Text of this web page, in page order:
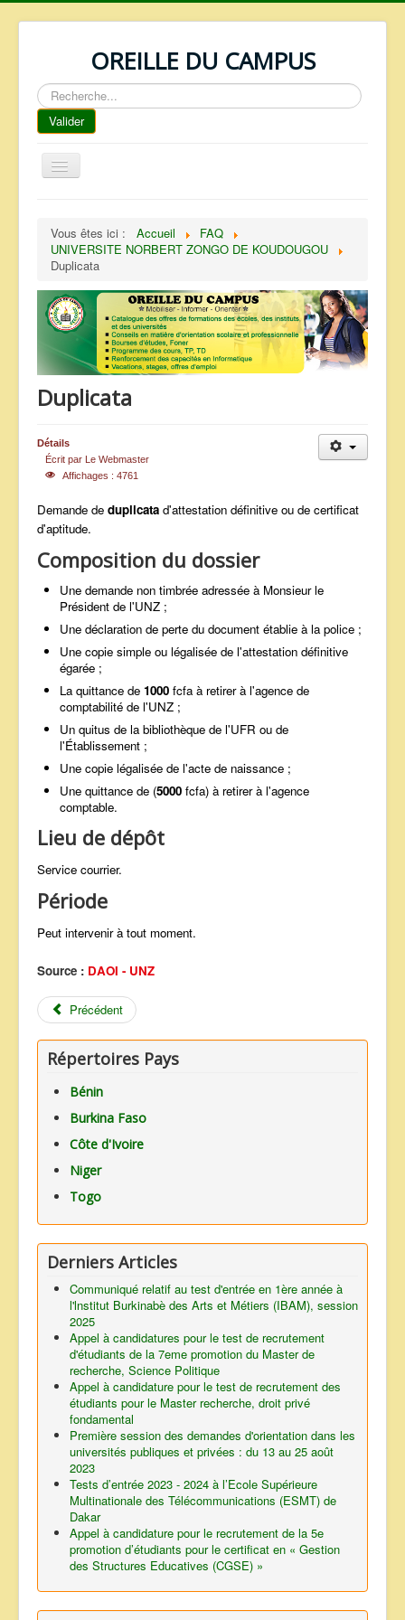
OREILLE DU CAMPUS
Rechercher
Valider
Basculer
la
REPERTOIRE
QUI SOMMES NOUS ?
NOS SERVICES
FAQ
CONTACTS
TELECHARGEMENTS
Vous êtes ici : Accueil
FAQ
UNIVERSITE NORBERT ZONGO DE KOUDOUGOU
Duplicata
Duplicata
Détails
Écrit par Le Webmaster
Affichages : 4761
Demande de duplicata d'attestation définitive ou de certificat
d'aptitude.
Composition du dossier
Une demande non timbrée adressée à Monsieur le
Président de l'UNZ ;
Une déclaration de perte du document établie à la police ;
Une copie simple ou légalisée de l'attestation définitive
égarée ;
La quittance de 1000 fcfa à retirer à l'agence de
comptabilité de l'UNZ ;
Un quitus de la bibliothèque de l'UFR ou de
l'Établissement ;
Une copie légalisée de l'acte de naissance ;
Une quittance de (5000 fcfa) à retirer à l'agence
comptable.
Lieu de dépôt
Service courrier.
Période
Peut intervenir à tout moment.
Source : DAOI - UNZ
Précédent
Répertoires Pays
Bénin
Burkina Faso
Côte d'Ivoire
Niger
Togo
Derniers Articles
Communiqué relatif au test d'entrée en 1ère année à
l'lnstitut Burkinabè des Arts et Métiers (IBAM), session
2025
Appel à candidatures pour le test de recrutement
d'étudiants de la 7eme promotion du Master de
recherche, Science Politique
Appel à candidature pour le test de recrutement des
étudiants pour le Master recherche, droit privé
fondamental
Première session des demandes d'orientation dans les
universités publiques et privées : du 13 au 25 août
2023
Tests d’entrée 2023 - 2024 à l’Ecole Supérieure
Multinationale des Télécommunications (ESMT) de
Dakar
Appel à candidature pour le recrutement de la 5e
promotion d’étudiants pour le certificat en « Gestion
des Structures Educatives (CGSE) »